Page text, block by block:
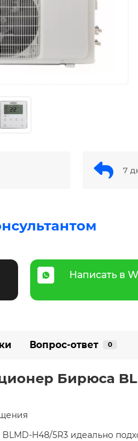
7
Написать в
Вопрос-ответ 0
Бирюса
H48/5R3 идеально